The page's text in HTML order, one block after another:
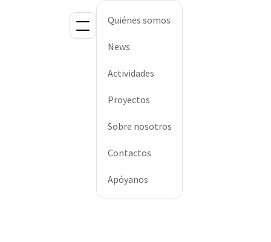
Quiénes somos
News
Actividades
Proyectos
Sobre nosotros
Contactos
Apóyanos